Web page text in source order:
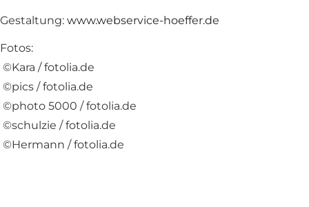
Gestaltung: www.webservice-hoeffer.de
Fotos:
©Kara / fotolia.de
©pics / fotolia.de
©photo 5000 / fotolia.de
©schulzie / fotolia.de
©Hermann / fotolia.de